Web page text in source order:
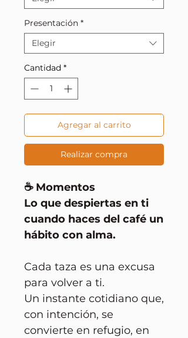
Presentación *
Elegir
Cantidad *
Agregar al carrito
Realizar compra
☕ Momentos
Lo que despiertas en ti
cuando haces del café un
hábito con alma.
Cada taza es una excusa
para volver a ti.
Un instante cotidiano que,
con intención, se
convierte en refugio, en